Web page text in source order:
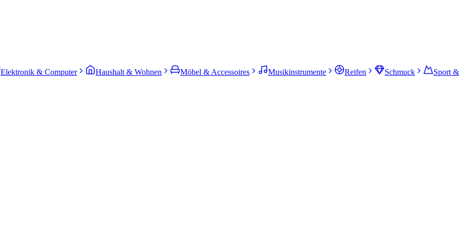
Elektronik & Computer Haushalt & Wohnen Möbel & Accessoires Musikinstrumente Reifen Schmuck
Sport &